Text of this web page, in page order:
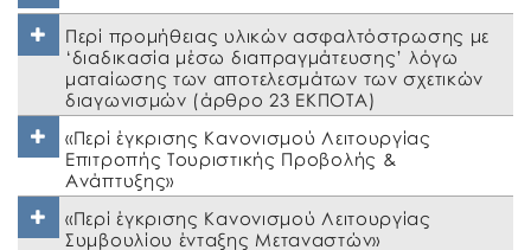
Περί προμήθειας υλικών ασφαλτόστρωσης με
‘διαδικασία μέσω διαπραγμάτευσης’ λόγω
ματαίωσης των αποτελεσμάτων των σχετικών
διαγωνισμών (άρθρο 23 ΕΚΠΟΤΑ)
«Περί έγκρισης Κανονισμού Λειτουργίας
Επιτροπής Τουριστικής Προβολής &
Ανάπτυξης»
«Περί έγκρισης Κανονισμού Λειτουργίας
Συμβουλίου ένταξης Μεταναστών»